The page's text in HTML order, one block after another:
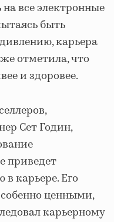
все электронные
быть
карьера
отметила, что
и здоровее.
Сет Годин,
приведет
в карьере. Его
ценными,
карьерному